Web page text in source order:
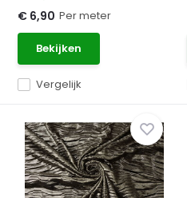
Vergelijk
€ 6,90 Per meter
Bekijken